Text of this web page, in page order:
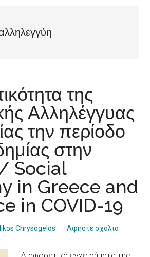
της
Αλληλέγγυας
την περίοδο
στην
Social
in Greece and
in COVID-19
Chrysogelos Αφηστε σχολιο